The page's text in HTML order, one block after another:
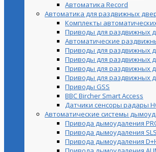
Автоматика Record
Автоматика для раздвижных
Комплекты
Приводы для раздвижных
Автоматические
Приводы для раздвижных
Приводы для раздвижных
Приводы для раздвижных
Приводы для раздвижных
Приводы GSS
BBC Bircher Smart Access
Датчики сенсоры радары
Автоматические системы
Привода дымоудаления
Привода дымоудаления SLS
Привода дымоудаления